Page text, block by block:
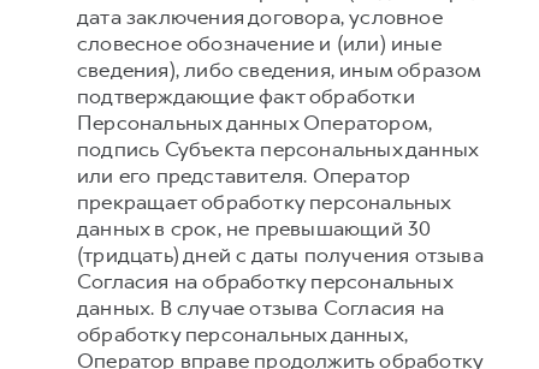
дата заключения договора, условное
словесное обозначение и (или) иные
сведения), либо сведения, иным образом
подтверждающие факт обработки
Персональных данных Оператором,
подпись Субъекта персональных данных
или его представителя. Оператор
прекращает обработку персональных
данных в срок, не превышающий 30
(тридцать) дней с даты получения отзыва
Согласия на обработку персональных
данных. В случае отзыва Согласия на
обработку персональных данных,
Оператор вправе продолжить обработку